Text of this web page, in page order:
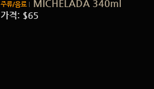
주류/음료 MICHELADA 340ml
가격: $65